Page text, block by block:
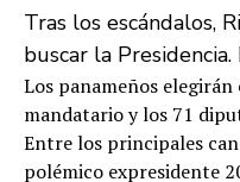
Tras los escándalos,
buscar la Presidencia.
Los panameños
mandatario y los 71
Entre los principales
polémico expresidente